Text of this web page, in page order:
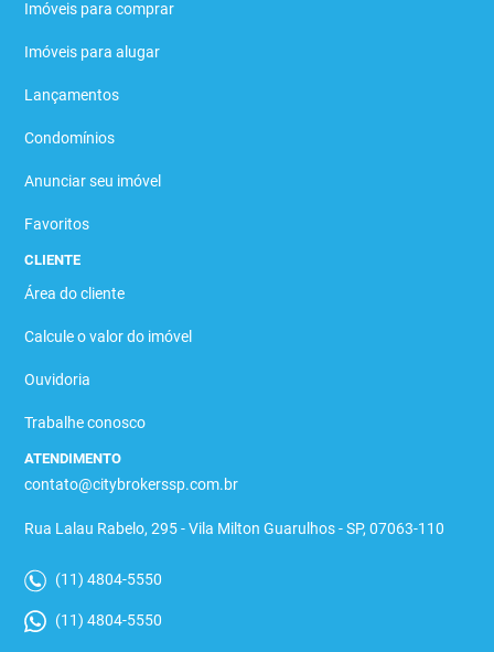
Imóveis para comprar
Imóveis para alugar
Lançamentos
Condomínios
Anunciar seu imóvel
Favoritos
CLIENTE
Área do cliente
Calcule o valor do imóvel
Ouvidoria
Trabalhe conosco
ATENDIMENTO
contato@citybrokerssp.com.br
Rua Lalau Rabelo, 295 - Vila Milton Guarulhos - SP, 07063-110
(11) 4804-5550
(11) 4804-5550